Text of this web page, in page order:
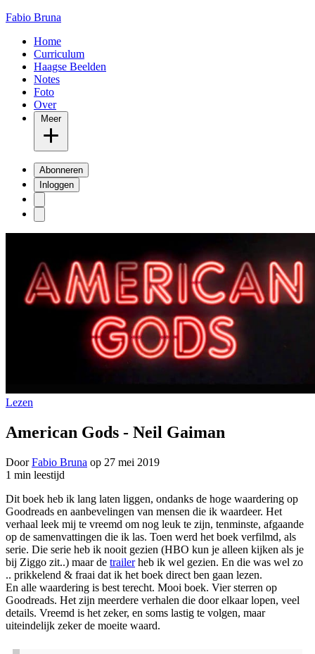
Fabio Bruna
Home
Curriculum
Haagse Beelden
Notes
Foto
Over
Meer
Abonneren
Inloggen
Lezen
American Gods - Neil Gaiman
DoorFabio Bruna op 27 mei 2019
1 min leestijd
Dit boek heb ik lang laten liggen, ondanks de hoge waardering op
Goodreads en aanbevelingen van mensen die ik waardeer. Het
verhaal leek mij te vreemd om nog leuk te zijn, tenminste, afgaande
op de samenvattingen die ik las. Toen werd het boek verfilmd, als
serie. Die serie heb ik nooit gezien (HBO kun je alleen kijken als je
bij Ziggo zit..) maar de trailerheb ik wel gezien. En die was wel zo
.. prikkelend & fraai dat ik het boek direct ben gaan lezen.
En alle waardering is best terecht. Mooi boek. Vier sterren op
Goodreads. Het zijn meerdere verhalen die door elkaar lopen, veel
details. Vreemd is het zeker, en soms lastig te volgen, maar
uiteindelijk zeker de moeite waard.